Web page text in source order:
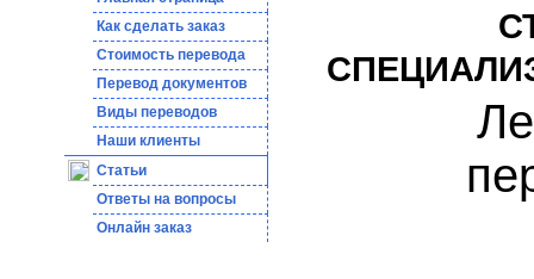
Как сделать заказ
Стоимость перевода
Пepeвoд дoкумeнтoв
Виды переводов
Наши клиенты
Статьи
Ответы на вопросы
Онлайн заказ